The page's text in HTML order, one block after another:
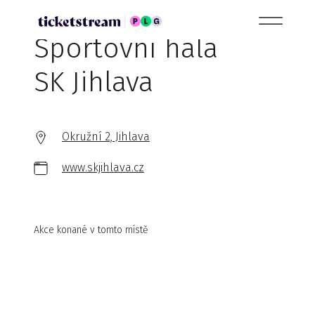
Sportovní hala
SK Jihlava
Okružní 2, Jihlava
www.skjihlava.cz
Akce konané v tomto místě